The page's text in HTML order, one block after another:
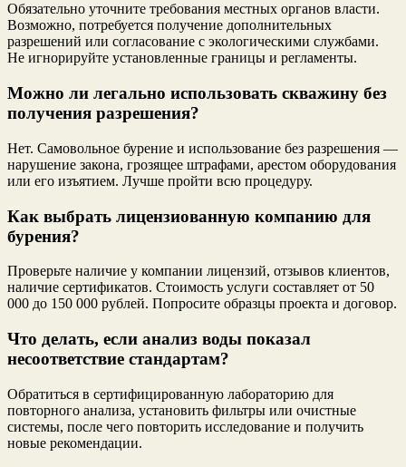
Обязательно уточните требования местных органов власти.
Возможно, потребуется получение дополнительных
разрешений или согласование с экологическими службами.
Не игнорируйте установленные границы и регламенты.
Можно ли легально использовать скважину без
получения разрешения?
Нет. Самовольное бурение и использование без разрешения —
нарушение закона, грозящее штрафами, арестом оборудования
или его изъятием. Лучше пройти всю процедуру.
Как выбрать лицензиованную компанию для
бурения?
Проверьте наличие у компании лицензий, отзывов клиентов,
наличие сертификатов. Стоимость услуги составляет от 50
000 до 150 000 рублей. Попросите образцы проекта и договор.
Что делать, если анализ воды показал
несоответствие стандартам?
Обратиться в сертифицированную лабораторию для
повторного анализа, установить фильтры или очистные
системы, после чего повторить исследование и получить
новые рекомендации.